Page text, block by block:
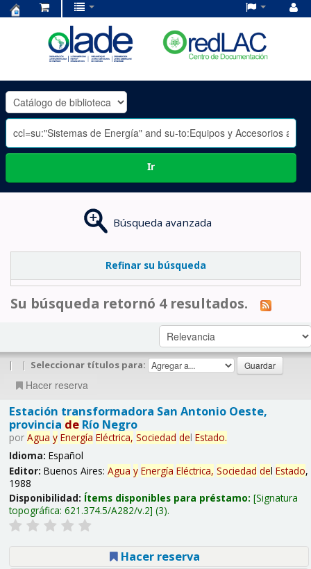
OLADE
-
Ir
Búsqueda avanzada
Refinar su búsqueda
Su búsqueda retornó 4 resultados.
| | Seleccionar títulos para:
Hacer reserva
Estación transformadora San Antonio Oeste,
provincia deRío Negro
por Agua y Energía Eléctrica, Sociedad del Estado.
Idioma: Español
Editor: Buenos Aires: Agua y Energía Eléctrica, Sociedad del Estado,
1988
Disponibilidad: Ítems disponibles para préstamo: Signatura
topográfica: 621.374.5/A282/v.2 (3).
Hacer reserva